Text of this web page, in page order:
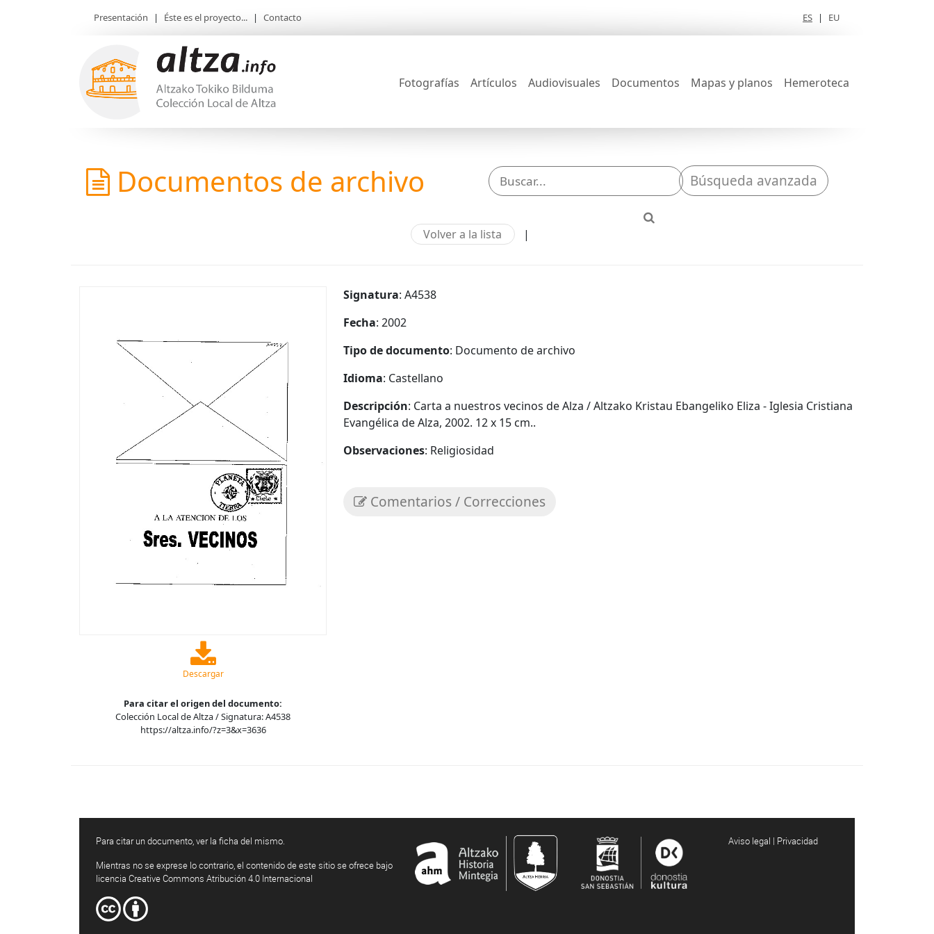
Presentación | Éste es el proyecto... | Contacto ES | EU
Fotografías Artículos Audiovisuales Documentos Mapas y planos Hemeroteca
Documentos de archivo Búsqueda avanzada
Volver a la lista |
Descargar
Para citar el origen del documento:
Colección Local de Altza / Signatura: A4538
https://altza.info/?z=3&x=3636
Signatura: A4538
Fecha: 2002
Tipo de documento: Documento de archivo
Idioma: Castellano
Descripción: Carta a nuestros vecinos de Alza / Altzako Kristau Ebangeliko Eliza - Iglesia Cristiana
Evangélica de Alza, 2002. 12 x 15 cm..
Observaciones: Religiosidad
Comentarios / Correcciones
Para citar un documento, ver la ficha del mismo.
Mientras no se exprese lo contrario, el contenido de este sitio se ofrece bajo
licencia Creative Commons Atribución 4.0 Internacional
Aviso legal | Privacidad